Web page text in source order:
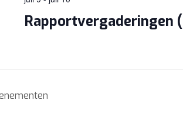
Rapportvergaderingen